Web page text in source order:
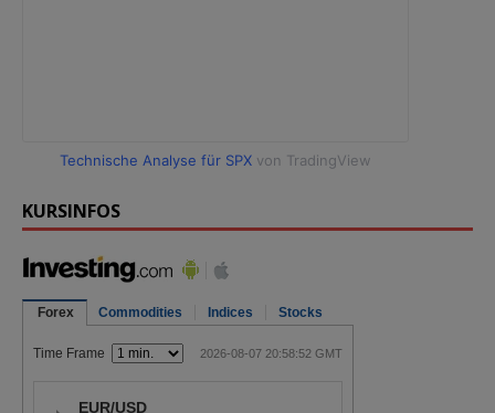
Technische Analyse für SPX von TradingView
KURSINFOS